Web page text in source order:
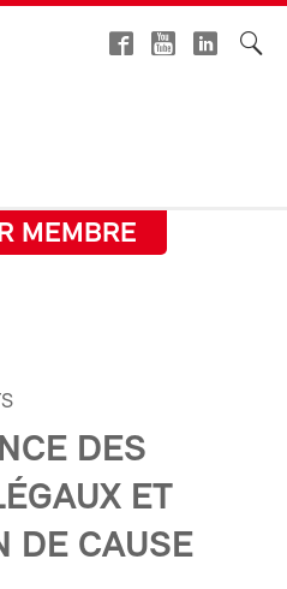
MEMBRE
DES
ET
DE CAUSE